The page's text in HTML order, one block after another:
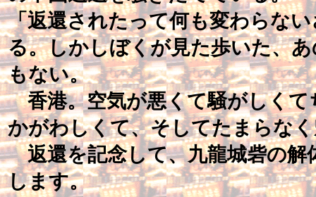
「返還されたって何も変わらな
る。しかしぼくが見た歩いた、
もない。
香港。空気が悪くて騒がしくて
かがわしくて、そしてたまらな
返還を記念して、九龍城砦の解
します。